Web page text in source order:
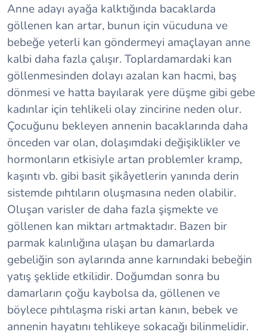
Anne adayı ayağa kalktığında bacaklarda
göllenen kan artar, bunun için vücuduna ve
bebeğe yeterli kan göndermeyi amaçlayan anne
kalbi daha fazla çalışır. Toplardamardaki kan
göllenmesinden dolayı azalan kan hacmi, baş
dönmesi ve hatta bayılarak yere düşme gibi gebe
kadınlar için tehlikeli olay zincirine neden olur.
Çocuğunu bekleyen annenin bacaklarında daha
önceden var olan, dolaşımdaki değişiklikler ve
hormonların etkisiyle artan problemler kramp,
kaşıntı vb. gibi basit şikâyetlerin yanında derin
sistemde pıhtıların oluşmasına neden olabilir.
Oluşan varisler de daha fazla şişmekte ve
göllenen kan miktarı artmaktadır. Bazen bir
parmak kalınlığına ulaşan bu damarlarda
gebeliğin son aylarında anne karnındaki bebeğin
yatış şeklide etkilidir. Doğumdan sonra bu
damarların çoğu kaybolsa da, göllenen ve
böylece pıhtılaşma riski artan kanın, bebek ve
annenin hayatını tehlikeye sokacağı bilinmelidir.